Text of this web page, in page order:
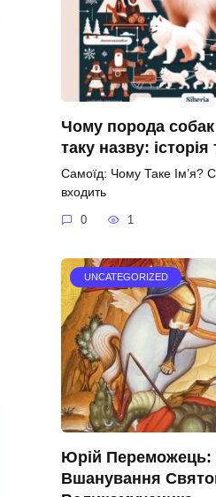
Чому порода
таку назву:
Самоїд: Чому Таке Ім’я?
входить
0 1
UNCATEGORIZED
Юрій Переможець:
Вшанування